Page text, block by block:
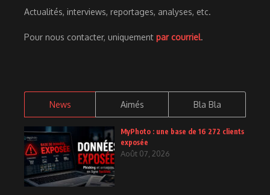
Actualités, interviews, reportages, analyses, etc.
Pour nous contacter, uniquement par courriel.
News Aimés Bla Bla
MyPhoto : une base de 16 272 clients
exposée
Août 07, 2026